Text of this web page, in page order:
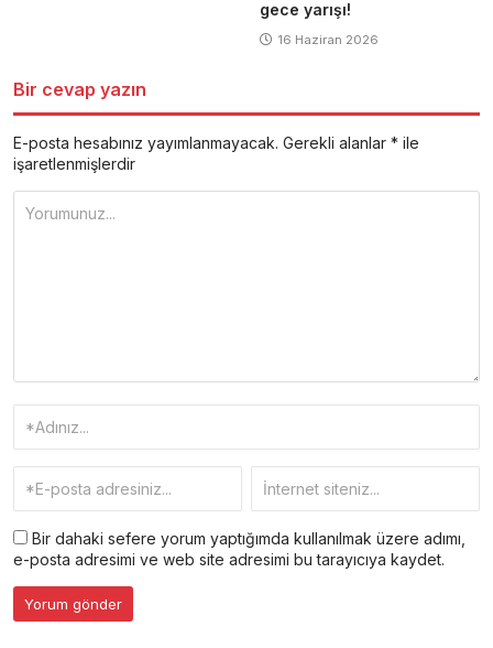
gece yarışı!
16 Haziran 2026
Bir cevap yazın
E-posta hesabınız yayımlanmayacak. Gerekli alanlar * ile
işaretlenmişlerdir
Bir dahaki sefere yorum yaptığımda kullanılmak üzere adımı,
e-posta adresimi ve web site adresimi bu tarayıcıya kaydet.